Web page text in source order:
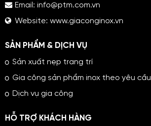
Email: info@ptm.com.vn
Website: www.giaconginox.vn
SẢN PHẨM & DỊCH VỤ
Sản xuất nẹp trang trí
Gia công sản phẩm inox theo yêu cầu
Dịch vụ gia công
HỖ TRỢ KHÁCH HÀNG